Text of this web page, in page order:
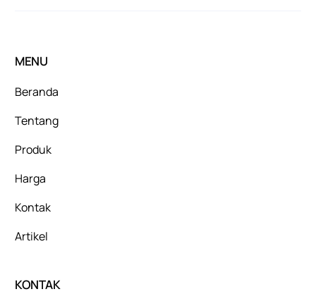
MENU
Beranda
Tentang
Produk
Harga
Kontak
Artikel
KONTAK